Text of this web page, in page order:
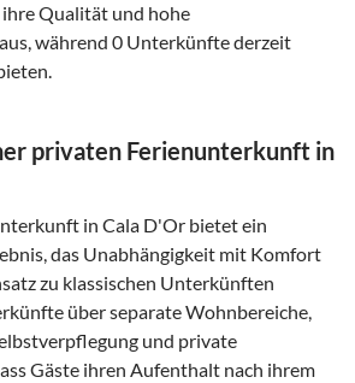
Qualität und hohe
während 0 Unterkünfte derzeit
privaten Ferienunterkunft in
in Cala D'Or bietet ein
das Unabhängigkeit mit Komfort
zu klassischen Unterkünften
über separate Wohnbereiche,
und private
Gäste ihren Aufenthalt nach ihrem